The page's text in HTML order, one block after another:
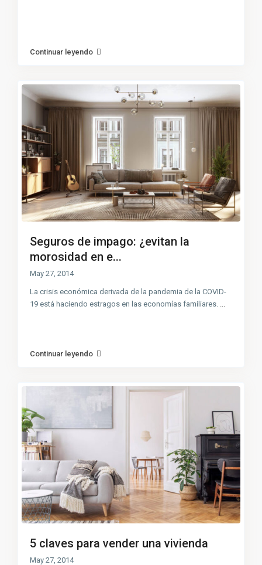
Continuar leyendo
Seguros de impago: ¿evitan la
morosidad en e...
May 27, 2014
La crisis económica derivada de la pandemia de la COVID-
19 está haciendo estragos en las economías familiares.
Continuar leyendo
5 claves para vender una vivienda
May 27, 2014